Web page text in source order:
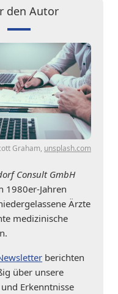
den Autor
Graham, unsplash.com
Consult GmbH
1980er-Jahren
Ärzte
medizinische
berichten
über unsere
Erkenntnisse